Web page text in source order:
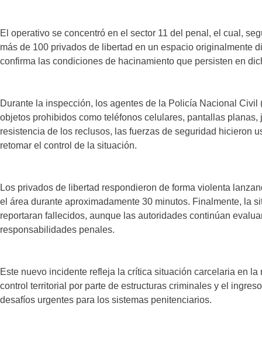
El operativo se concentró en el sector 11 del penal, el cual,
más de 100 privados de libertad en un espacio originalmente
confirma las condiciones de hacinamiento que persisten en
Durante la inspección, los agentes de la Policía Nacional
objetos prohibidos como teléfonos celulares, pantallas planas,
resistencia de los reclusos, las fuerzas de seguridad hicieron
retomar el control de la situación.
Los privados de libertad respondieron de forma violenta
el área durante aproximadamente 30 minutos. Finalmente, la
reportaran fallecidos, aunque las autoridades continúan
responsabilidades penales.
Este nuevo incidente refleja la crítica situación carcelaria en
control territorial por parte de estructuras criminales y el
desafíos urgentes para los sistemas penitenciarios.